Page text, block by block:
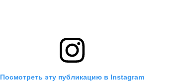
Посмотреть эту публикацию в Instagram